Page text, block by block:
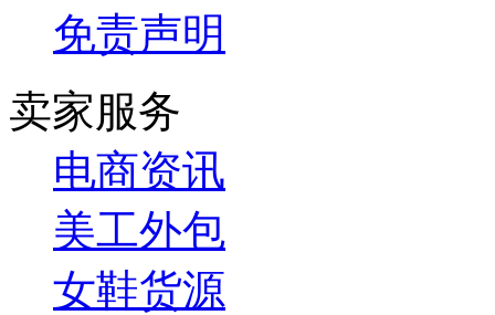
免责声明
卖家服务
电商资讯
美工外包
女鞋货源